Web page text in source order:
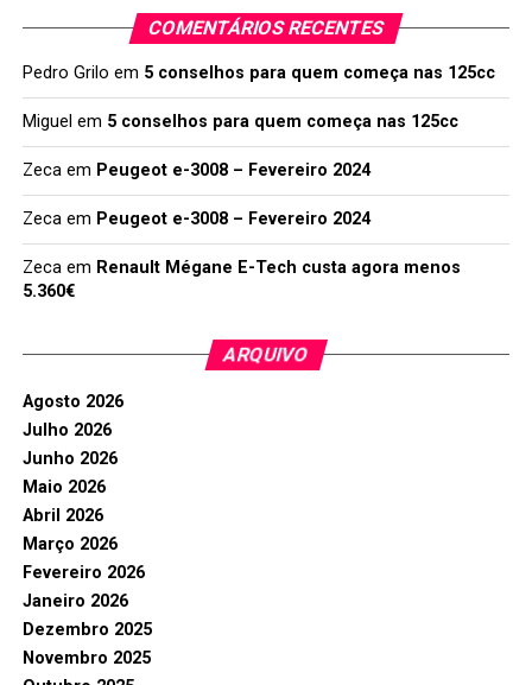
COMENTÁRIOS RECENTES
Pedro Grilo em 5 conselhos para quem começa nas 125cc
Miguel em 5 conselhos para quem começa nas 125cc
Zecaem Peugeot e-3008 – Fevereiro 2024
Zecaem Peugeot e-3008 – Fevereiro 2024
Zecaem Renault Mégane E-Tech custa agora menos
5.360€
ARQUIVO
Agosto 2026
Julho 2026
Junho 2026
Maio 2026
Abril 2026
Março 2026
Fevereiro 2026
Janeiro 2026
Dezembro 2025
Novembro 2025